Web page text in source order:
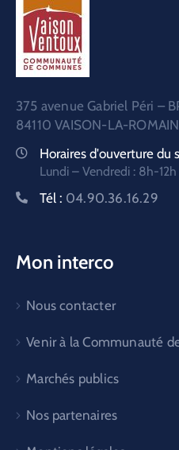
375 avenue Gabriel Péri –
84110 VAISON-LA-
Horaires d'ouverture du
Lundi – Vendredi : 8h-
Tél : 04.90.36.16.29
Mon interco
Nous contacter
Venir à la Communauté
Marchés publics
Nos partenaires